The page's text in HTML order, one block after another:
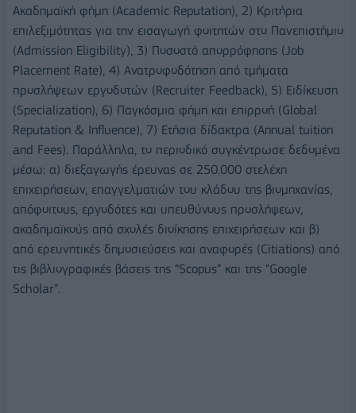
Ακαδημαϊκή φήμη (Academic Reputation), 2) Κριτήρια
επιλεξιμότητας για την εισαγωγή φοιτητών στο Πανεπιστήμιο
(Admission Eligibility), 3) Ποσοστό απορρόφησης (Job
Placement Rate), 4) Aνατροφοδότηση από τμήματα
προσλήψεων εργοδοτών (Recruiter Feedback), 5) Eιδίκευση
(Specialization), 6) Παγκόσμια φήμη και επιρροή (Global
Reputation & Influence), 7) Ετήσια δίδακτρα (Annual tuition
and Fees). Παράλληλα, το περιοδικό συγκέντρωσε δεδομένα
μέσω: α) διεξαγωγής έρευνας σε 250.000 στελέχη
επιχειρήσεων, επαγγελματιών του κλάδου της βιομηχανίας,
απόφοιτους, εργοδότες και υπευθύνους προσλήψεων,
ακαδημαϊκούς από σχολές διοίκησης επιχειρήσεων και β)
από ερευνητικές δημοσιεύσεις και αναφορές (Citiations) από
τις βιβλιογραφικές βάσεις της “Scopus” και της “Google
Scholar”.